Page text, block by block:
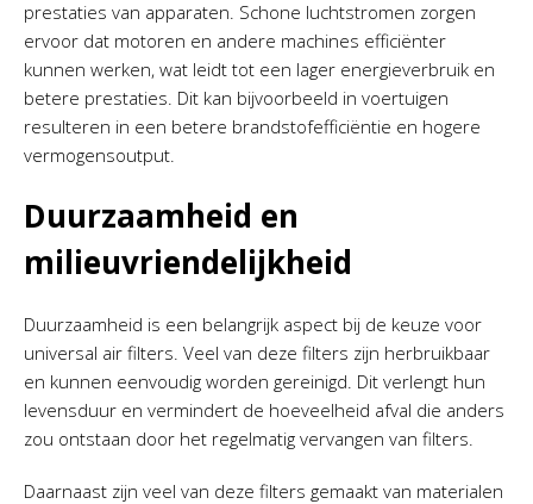
prestaties van apparaten. Schone luchtstromen zorgen
ervoor dat motoren en andere machines efficiënter
kunnen werken, wat leidt tot een lager energieverbruik en
betere prestaties. Dit kan bijvoorbeeld in voertuigen
resulteren in een betere brandstofefficiëntie en hogere
vermogensoutput.
Duurzaamheid en
milieuvriendelijkheid
Duurzaamheid is een belangrijk aspect bij de keuze voor
universal air filters. Veel van deze filters zijn herbruikbaar
en kunnen eenvoudig worden gereinigd. Dit verlengt hun
levensduur en vermindert de hoeveelheid afval die anders
zou ontstaan door het regelmatig vervangen van filters.
Daarnaast zijn veel van deze filters gemaakt van materialen